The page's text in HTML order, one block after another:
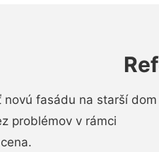
fasádu na starší dom
problémov v rámci